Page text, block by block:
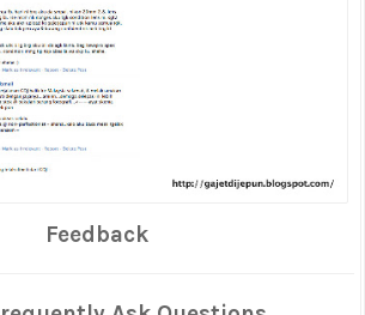
Feedback